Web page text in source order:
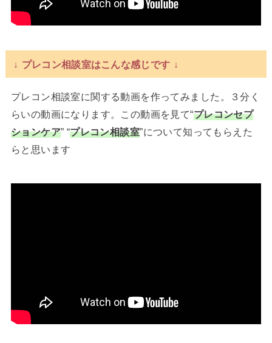
↓ プレコン相談室はこんな感じです ↓
プレコン相談室に関する動画を作ってみました。３分く
らいの動画になります。この動画を見て“プレコンセプ
ションケア” “プレコン相談室”について知ってもらえた
らと思います